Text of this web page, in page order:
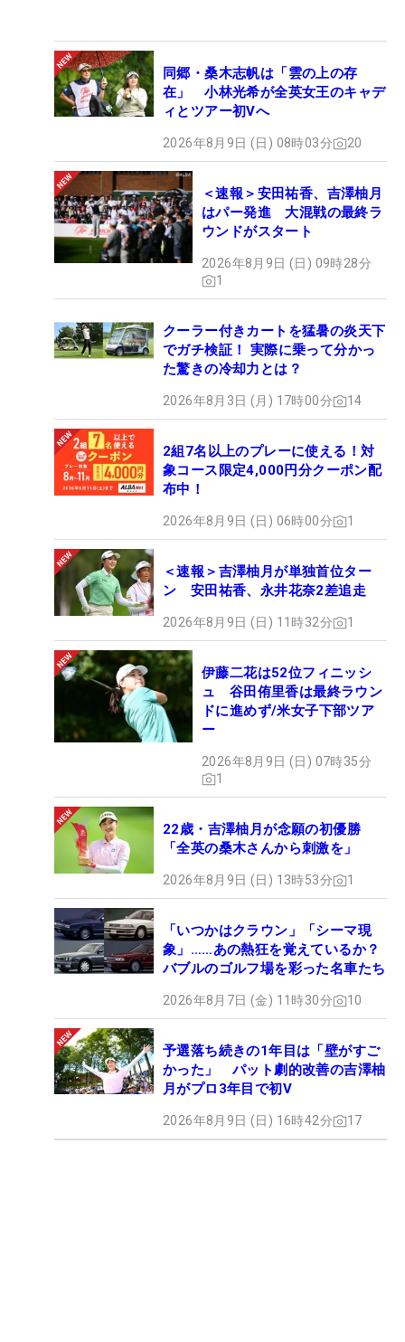
同郷・桑木志帆は「雲の上の存
在」 小林光希が全英女王のキャデ
ィとツアー初Vへ
2026年8月9日 (日) 08時03分 20
＜速報＞安田祐香、吉澤柚月
はパー発進 大混戦の最終ラ
ウンドがスタート
2026年8月9日 (日) 09時28分
1
クーラー付きカートを猛暑の炎天下
でガチ検証！ 実際に乗って分かっ
た驚きの冷却力とは？
2026年8月3日 (月) 17時00分 14
2組7名以上のプレーに使える！対
象コース限定4,000円分クーポン配
布中！
2026年8月9日 (日) 06時00分 1
＜速報＞吉澤柚月が単独首位ター
ン 安田祐香、永井花奈2差追走
2026年8月9日 (日) 11時32分 1
伊藤二花は52位フィニッシ
ュ 谷田侑里香は最終ラウン
ドに進めず/米女子下部ツア
ー
2026年8月9日 (日) 07時35分
1
22歳・吉澤柚月が念願の初優勝
「全英の桑木さんから刺激を」
2026年8月9日 (日) 13時53分 1
「いつかはクラウン」「シーマ現
象」……あの熱狂を覚えているか？
バブルのゴルフ場を彩った名車たち
2026年8月7日 (金) 11時30分 10
予選落ち続きの1年目は「壁がすご
かった」 パット劇的改善の吉澤柚
月がプロ3年目で初V
2026年8月9日 (日) 16時42分 17